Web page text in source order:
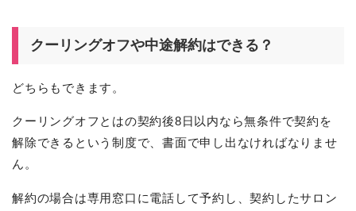
クーリングオフや中途解約はできる？
どちらもできます。
クーリングオフとはの契約後8日以内なら無条件で契約を
解除できるという制度で、書面で申し出なければなりませ
ん。
解約の場合は専用窓口に電話して予約し、契約したサロン